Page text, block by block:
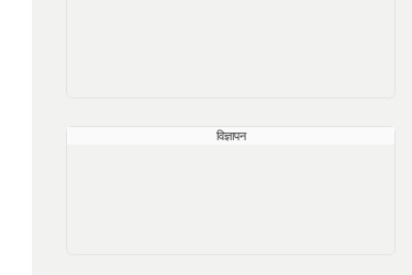
विज्ञापन